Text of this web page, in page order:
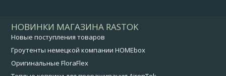
НОВИНКИ МАГАЗИНА RASTOK
Новые поступления товаров
Гроутенты немецкой компании HOMEbox
Оригинальные FloraFlex